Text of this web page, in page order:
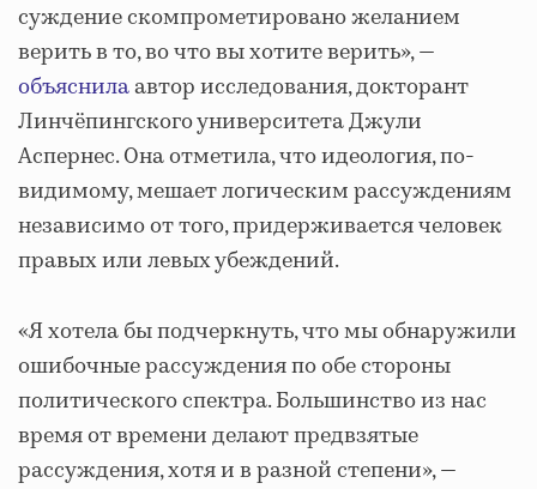
суждение скомпрометировано желанием
верить в то, во что вы хотите верить», —
объяснилаавтор исследования, докторант
Линчёпингского университета Джули
Аспернес. Она отметила, что идеология, по-
видимому, мешает логическим рассуждениям
независимо от того, придерживается человек
правых или левых убеждений.
«Я хотела бы подчеркнуть, что мы обнаружили
ошибочные рассуждения по обе стороны
политического спектра. Большинство из нас
время от времени делают предвзятые
рассуждения, хотя и в разной степени», —